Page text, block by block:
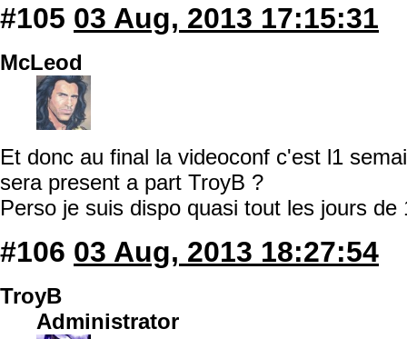
#105 03 Aug, 2013 17:15:31
McLeod
Et donc au final la videoconf c'est l1
sera present a part TroyB ?
Perso je suis dispo quasi tout les jours de
#106 03 Aug, 2013 18:27:54
TroyB
Administrator